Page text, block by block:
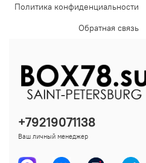
Политика конфиденциальности
Обратная связь
+79219071138
Ваш личный менеджер